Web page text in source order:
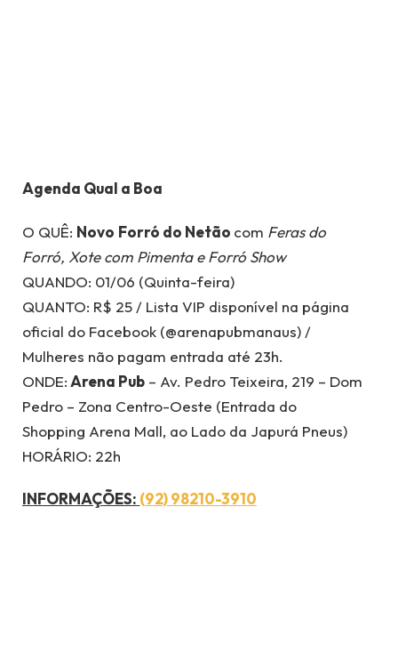
Agenda Qual a Boa
O QUÊ: Novo Forró do Netão com Feras do
Forró, Xote com Pimenta e Forró Show
QUANDO: 01/06 (Quinta-feira)
QUANTO: R$ 25 / Lista VIP disponível na página
oficial do Facebook (@arenapubmanaus) /
Mulheres não pagam entrada até 23h.
ONDE:Arena Pub – Av. Pedro Teixeira, 219 – Dom
Pedro – Zona Centro-Oeste (Entrada do
Shopping Arena Mall, ao Lado da Japurá Pneus)
HORÁRIO: 22h
INFORMAÇÕES: (92) 98210-3910